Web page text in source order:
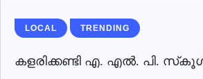
LOCAL TRENDING
കളരിക്കണ്ടി എ. എല്‍. പി.